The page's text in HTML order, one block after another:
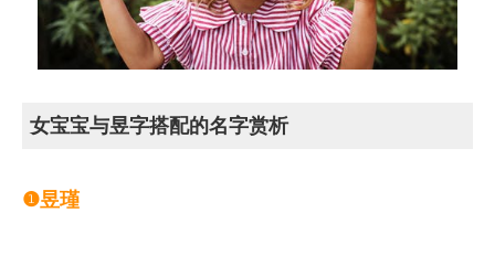
女宝宝与昱字搭配的名字赏析
❶昱瑾